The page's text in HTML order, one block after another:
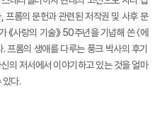
프롬의 문헌과 관련된 저작권 및 사후 문
사랑의 기술》 50주년을 기념해 쓴 〈에
프롬의 생애를 다루는 풍크 박사의 후기
의 저서에서 이야기하고 있는 것을 얼마
있다.